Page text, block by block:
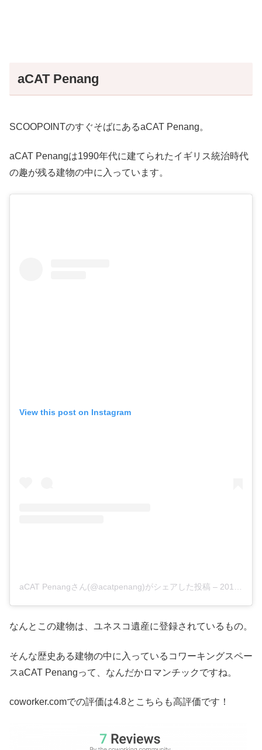
aCAT Penang
SCOOPOINTのすぐそばにあるaCAT Penang。
aCAT Penangは1990年代に建てられたイギリス統治時代
の趣が残る建物の中に入っています。
View this post on Instagram
aCAT Penangさん(@acatpenang)がシェアした投稿 – 2019年 2月月23日午後8時00分PST
なんとこの建物は、ユネスコ遺産に登録されているもの。
そんな歴史ある建物の中に入っているコワーキングスペー
スaCAT Penangって、なんだかロマンチックですね。
coworker.comでの評価は4.8とこちらも高評価です！